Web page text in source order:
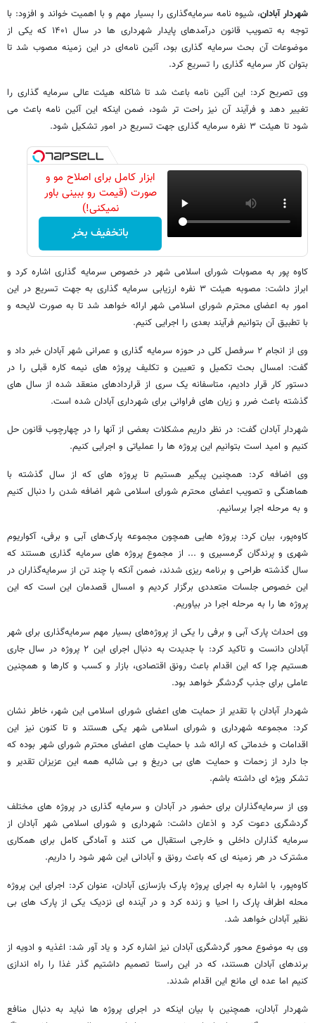
شهردار آبادان، شیوه نامه سرمایه‌گذاری را بسیار مهم و با اهمیت خواند و افزود: با
توجه به تصویب قانون درآمدهای پایدار شهرداری ها در سال ۱۴۰۱ که یکی از
موضوعات آن بحث سرمایه گذاری بود، آئین نامه‌ای در این زمینه مصوب شد تا
بتوان کار سرمایه گذاری را تسریع کرد.
وی تصریح کرد: این آئین نامه باعث شد تا شاکله هیئت عالی سرمایه گذاری را
تغییر دهد و فرآیند آن نیز راحت تر شود، ضمن اینکه این آئین نامه باعث می
شود تا هیئت ۳ نفره سرمایه گذاری جهت تسریع در امور تشکیل شود.
ابزار کامل برای اصلاح مو و
صورت (قیمت رو ببینی باور
نمیکنی!)
باتخفیف بخر
کاوه پور به مصوبات شورای اسلامی شهر در خصوص سرمایه گذاری اشاره کرد و
ابراز داشت: مصوبه هیئت ۳ نفره ارزیابی سرمایه گذاری به جهت تسریع در این
امور به اعضای محترم شورای اسلامی شهر ارائه خواهد شد تا به صورت لایحه و
با تطبیق آن بتوانیم فرآیند بعدی را اجرایی کنیم.
وی از انجام ۲ سرفصل کلی در حوزه سرمایه گذاری و عمرانی شهر آبادان خبر داد و
گفت: امسال بحث تکمیل و تعیین و تکلیف پروژه های نیمه کاره قبلی را در
دستور کار قرار دادیم، متاسفانه یک سری از قراردادهای منعقد شده از سال های
گذشته باعث ضرر و زیان های فراوانی برای شهرداری آبادان شده است.
شهردار آبادان گفت: در نظر داریم مشکلات بعضی از آنها را در چهارچوب قانون حل
کنیم و امید است بتوانیم این پروژه ها را عملیاتی و اجرایی کنیم.
وی اضافه کرد: همچنین پیگیر هستیم تا پروژه های که از سال گذشته با
هماهنگی و تصویب اعضای محترم شورای اسلامی شهر اضافه شدن را دنبال کنیم
و به مرحله اجرا برسانیم.
کاوه‌پور، بیان کرد: پروژه هایی همچون مجموعه پارک‌های آبی و برفی، آکواریوم
شهری و پرندگان گرمسیری و ... از مجموع پروژه های سرمایه گذاری هستند که
سال گذشته طراحی و برنامه ریزی شدند، ضمن آنکه با چند تن از سرمایه‌گذاران در
این خصوص جلسات متعددی برگزار کردیم و امسال قصدمان این است که این
پروژه ها را به مرحله اجرا در بیاوریم.
وی احداث پارک آبی و برفی را یکی از پروژه‌های بسیار مهم سرمایه‌گذاری برای شهر
آبادان دانست و تاکید کرد: با جدیدت به دنبال اجرای این ۲ پروژه در سال جاری
هستیم چرا که این اقدام باعث رونق اقتصادی، بازار و کسب و کارها و همچنین
عاملی برای جذب گردشگر خواهد بود.
شهردار آبادان با تقدیر از حمایت های اعضای شورای اسلامی این شهر، خاطر نشان
کرد: مجموعه شهرداری و شورای اسلامی شهر یکی هستند و تا کنون نیز این
اقدامات و خدماتی که ارائه شد با حمایت های اعضای محترم شورای شهر بوده که
جا دارد از زحمات و حمایت های بی دریغ و بی شائبه همه این عزیزان تقدیر و
تشکر ویژه ای داشته باشم.
وی از سرمایه‌گذاران برای حضور در آبادان و سرمایه گذاری در پروژه های مختلف
گردشگری دعوت کرد و اذعان داشت: شهرداری و شورای اسلامی شهر آبادان از
سرمایه گذاران داخلی و خارجی استقبال می کنند و آمادگی کامل برای همکاری
مشترک در هر زمینه ای که باعث رونق و آبادانی این شهر شود را داریم.
کاوه‌پور، با اشاره به اجرای پروژه پارک بازسازی آبادان، عنوان کرد: اجرای این پروژه
محله اطراف پارک را احیا و زنده کرد و در آینده ای نزدیک یکی از پارک های بی
نظیر آبادان خواهد شد.
وی به موضوع محور گردشگری آبادان نیز اشاره کرد و یاد آور شد: اغذیه و ادویه از
برندهای آبادان هستند، که در این راستا تصمیم داشتیم گذر غذا را راه اندازی
کنیم اما عده ای مانع این اقدام شدند.
شهردار آبادان، همچنین با بیان اینکه در اجرای پروژه ها نباید به دنبال منافع